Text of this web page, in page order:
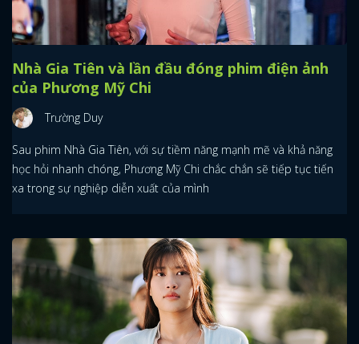
Nhà Gia Tiên và lần đầu đóng phim điện ảnh
của Phương Mỹ Chi
Trường Duy
Sau phim Nhà Gia Tiên, với sự tiềm năng mạnh mẽ và khả năng
học hỏi nhanh chóng, Phương Mỹ Chi chắc chắn sẽ tiếp tục tiến
xa trong sự nghiệp diễn xuất của mình